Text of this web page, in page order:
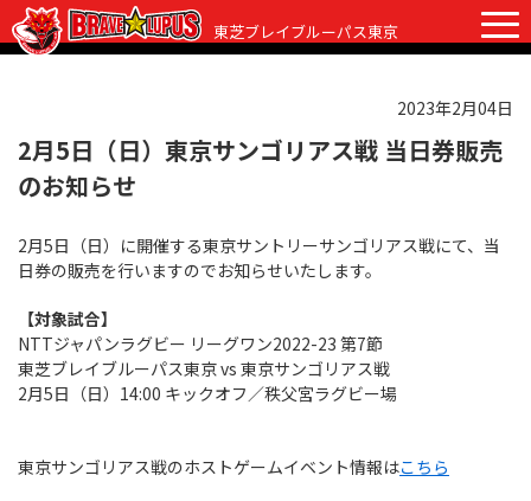
東芝ブレイブルーパス東京
チケット グッズ ファンクラブ 観戦ガイド
観戦ガイド
初めての観戦
会場紹介
クラブからのお願い
試合日程・結果
選手・スタッフ
選手
マスコット
クラブ情報
株式会社 ブレイブルーパス東京概要
パートナー
2023年2月04日
2月5日（日）東京サンゴリアス戦 当日券販売
のお知らせ
2月5日（日）に開催する東京サントリーサンゴリアス戦にて、当
日券の販売を行いますのでお知らせいたします。
【対象試合】
NTTジャパンラグビー リーグワン2022-23 第7節
東芝ブレイブルーパス東京 vs 東京サンゴリアス戦
2月5日（日）14:00 キックオフ／秩父宮ラグビー場
東京サンゴリアス戦のホストゲームイベント情報はこちら